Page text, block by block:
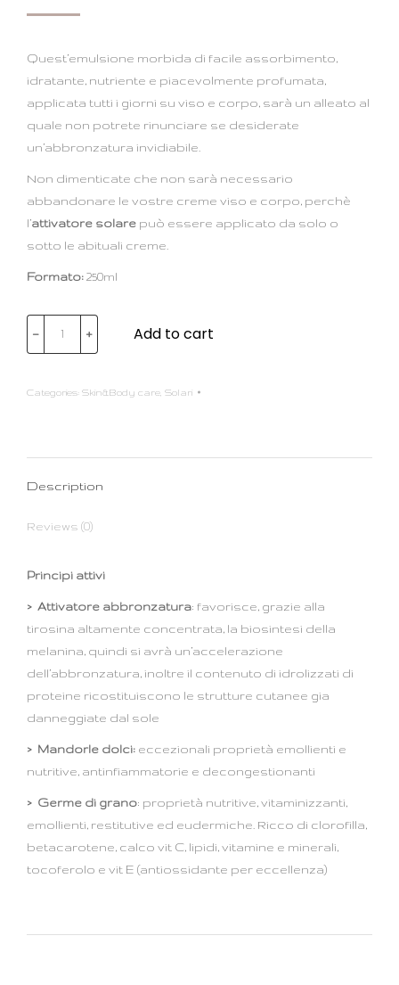
Quest’emulsione morbida di facile assorbimento,
idratante, nutriente e piacevolmente profumata,
applicata tutti i giorni su viso e corpo, sarà un alleato al
quale non potrete rinunciare se desiderate
un’abbronzatura invidiabile.
Non dimenticate che non sarà necessario
abbandonare le vostre creme viso e corpo, perchè
l’attivatore solare può essere applicato da solo o
sotto le abituali creme.
Formato: 250ml
﹣ ﹢ Add to cart
Categories: Skin&Body care Solari
Description
Reviews (0)
Principi attivi
> Attivatore abbronzatura: favorisce, grazie alla
tirosina altamente concentrata, la biosintesi della
melanina, quindi si avrà un’accelerazione
dell’abbronzatura, inoltre il contenuto di idrolizzati di
proteine ricostituiscono le strutture cutanee gia
danneggiate dal sole
> Mandorle dolci: eccezionali proprietà emollienti e
nutritive, antinfiammatorie e decongestionanti
> Germe di grano: proprietà nutritive, vitaminizzanti,
emollienti, restitutive ed eudermiche. Ricco di clorofilla,
betacarotene, calco vit C, lipidi, vitamine e minerali,
tocoferolo e vit E (antiossidante per eccellenza)